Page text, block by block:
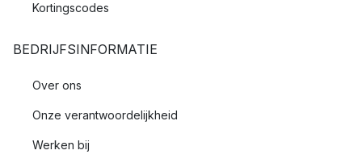
Kortingscodes
BEDRIJFSINFORMATIE
Over ons
Onze verantwoordelijkheid
Werken bij